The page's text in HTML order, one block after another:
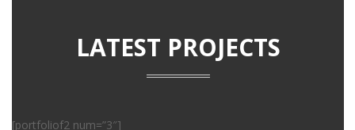
LATEST PROJECTS
[portfoliof2 num=”3″]